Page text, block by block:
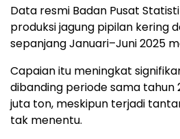
Data resmi Badan Pusat
produksi jagung pipilan kering
sepanjang Januari–Juni 2025
Capaian itu meningkat
dibanding periode sama tahun
juta ton, meskipun terjadi
tak menentu.